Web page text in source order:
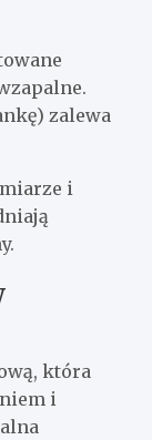
zalewa
i
która
i